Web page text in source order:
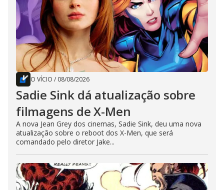
O VÍCIO / 08/08/2026
Sadie Sink dá atualização sobre
filmagens de X-Men
A nova Jean Grey dos cinemas, Sadie Sink, deu uma nova
atualização sobre o reboot dos X-Men, que será
comandado pelo diretor Jake...